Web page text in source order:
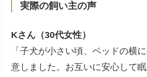
実際の飼い主の声
Kさん（30代女性）
「子犬が小さい頃、ベッドの横
意しました。お互いに安心して